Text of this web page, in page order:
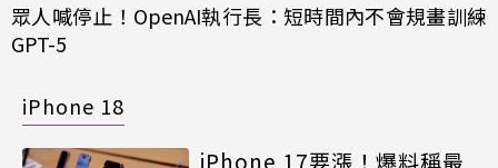
眾人喊停止！OpenAI執行長：短時間內不會規畫訓練
GPT-5
iPhone 18
iPhone 17要漲！爆料稱最